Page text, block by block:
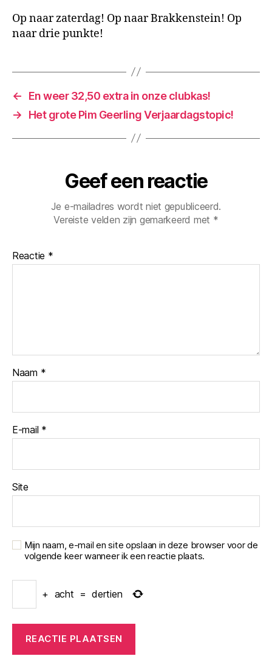
Op naar zaterdag! Op naar Brakkenstein! Op
naar drie punkte!
←
En weer 32,50 extra in onze clubkas!
→
Het grote Pim Geerling Verjaardagstopic!
Geef een reactie
Je e-mailadres wordt niet gepubliceerd.
Vereiste velden zijn gemarkeerd met *
Reactie *
Naam *
E-mail *
Site
Mijn naam, e-mail en site opslaan in deze browser voor de
volgende keer wanneer ik een reactie plaats.
+ acht = dertien